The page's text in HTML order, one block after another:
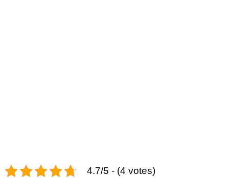
4.7/5 - (4 votes)